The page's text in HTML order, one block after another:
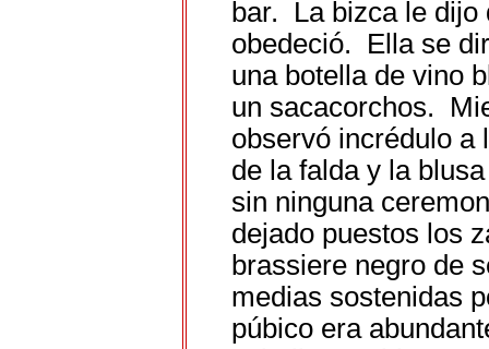
bar. La bizca le dijo
obedeció. Ella se
una botella de vino
un sacacorchos.
observó incrédulo a
de la falda y la
sin ninguna
dejado puestos los
brassiere negro de
medias sostenidas
púbico era